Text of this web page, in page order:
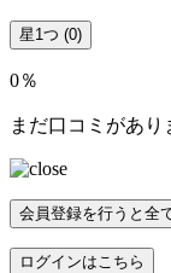
星1つ (0)
0％
まだ口コミがあり
会員登録を行うと全
ログインはこちら